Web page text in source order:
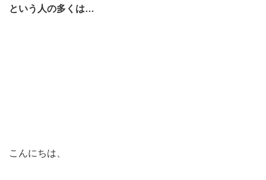
という人の多くは…
こんにちは、